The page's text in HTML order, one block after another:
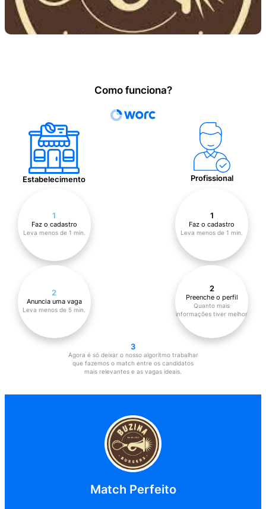
Match Perfeito